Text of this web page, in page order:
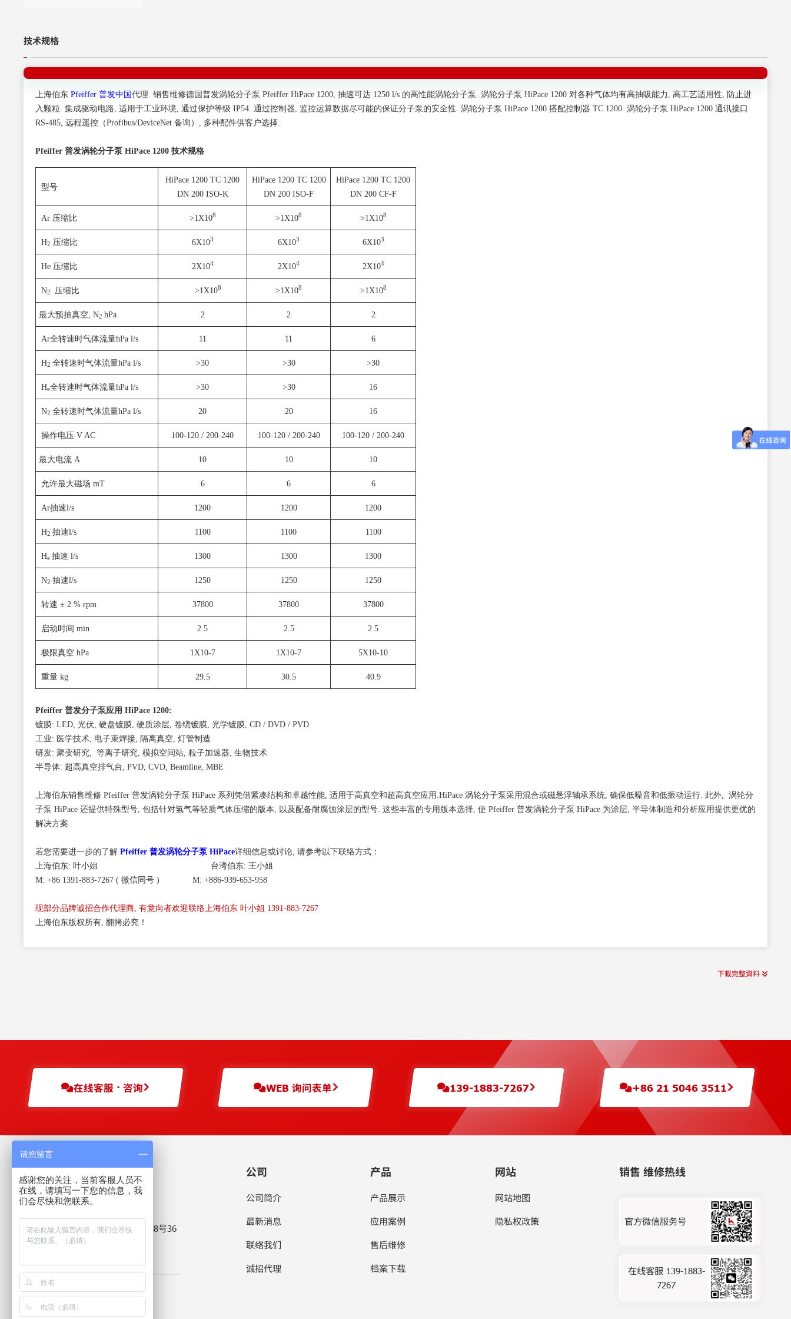
技术规格
上海伯东 Pfeiffer 普发中国代理. 销售维修德国普发涡轮分子泵 Pfeiffer HiPace 1200, 抽速可达 1250 l/s 的高性能涡轮分子泵. 涡轮分子泵 HiPace 1200 对各种气体均有高抽吸能力, 高工艺适用性, 防止进
入颗粒. 集成驱动电路, 适用于工业环境, 通过保护等级 IP54. 通过控制器, 监控运算数据尽可能的保证分子泵的安全性. 涡轮分子泵 HiPace 1200 搭配控制器 TC 1200. 涡轮分子泵 HiPace 1200 通讯接口
RS-485, 远程遥控（Profibus/DeviceNet 备询）, 多种配件供客户选择.
Pfeiffer 普发涡轮分子泵 HiPace 1200 技术规格
型号
HiPace 1200 TC 1200
DN 200 ISO-K
HiPace 1200 TC 1200
DN 200 ISO-F
HiPace 1200 TC 1200
DN 200 CF-F
Ar 压缩比 >1X108 >1X108 >1X108
H2 压缩比 6X103 6X103 6X103
He 压缩比 2X104 2X104 2X104
N2 压缩比 >1X108 >1X108 >1X108
最大预抽真空, N2 hPa 2 2 2
Ar全转速时气体流量hPa l/s 11 11 6
H2 全转速时气体流量hPa l/s >30 >30 >30
He全转速时气体流量hPa l/s >30 >30 16
N2 全转速时气体流量hPa l/s 20 20 16
操作电压 V AC 100-120 / 200-240 100-120 / 200-240 100-120 / 200-240
最大电流 A 10 10 10
允许最大磁场 mT 6 6 6
Ar抽速l/s 1200 1200 1200
H2 抽速l/s 1100 1100 1100
He 抽速 l/s 1300 1300 1300
N2 抽速l/s 1250 1250 1250
转速 ± 2 % rpm 37800 37800 37800
启动时间 min 2.5 2.5 2.5
极限真空 hPa 1X10-7 1X10-7 5X10-10
重量 kg 29.5 30.5 40.9
Pfeiffer 普发分子泵应用 HiPace 1200:
镀膜: LED, 光伏, 硬盘镀膜, 硬质涂层, 卷绕镀膜, 光学镀膜, CD / DVD / PVD
工业: 医学技术, 电子束焊接, 隔离真空, 灯管制造
研发: 聚变研究, 等离子研究, 模拟空间站, 粒子加速器, 生物技术
半导体: 超高真空排气台, PVD, CVD, Beamline, MBE
上海伯东销售维修 Pfeiffer 普发涡轮分子泵 HiPace 系列凭借紧凑结构和卓越性能, 适用于高真空和超高真空应用.HiPace 涡轮分子泵采用混合或磁悬浮轴承系统, 确保低噪音和低振动运行. 此外, 涡轮分
子泵 HiPace 还提供特殊型号, 包括针对氢气等轻质气体压缩的版本, 以及配备耐腐蚀涂层的型号. 这些丰富的专用版本选择, 使 Pfeiffer 普发涡轮分子泵 HiPace 为涂层, 半导体制造和分析应用提供更优的
解决方案.
若您需要进一步的了解 Pfeiffer 普发涡轮分子泵 HiPace详细信息或讨论, 请参考以下联络方式：
上海伯东: 叶小姐 台湾伯东: 王小姐
M: +86 1391-883-7267 ( 微信同号 ) M: +886-939-653-958
现部分品牌诚招合作代理商, 有意向者欢迎联络上海伯东 叶小姐 1391-883-7267
上海伯东版权所有, 翻拷必究！
下載完整資料
在线客服 · 咨询 WEB 询问表单 139-1883-7267 +86 21 5046 3511
伯东企业(上海)有限公司
〒 上海市浦东新区新金桥路1888号36
号楼7楼702室 201206
+86 21 5046 3511
+86 21 5046 1490
公司
公司简介
最新消息
联络我们
诚招代理
产品
产品展示
应用案例
售后维修
档案下载
网站
网站地图
隐私权政策
销售 维修热线
官方微信服务号
在线客服 139-1883-
7267
请您留言
感谢您的关注，当前客服人员不
在线，请填写一下您的信息，我
们会尽快和您联系。